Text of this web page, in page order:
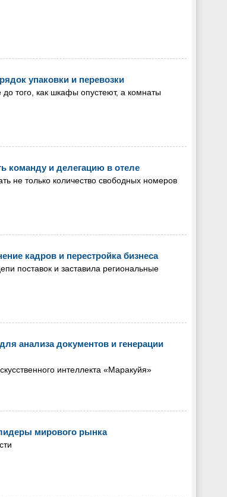
упаковки и перевозки
до того, как шкафы опустеют, а комнаты
команду и делегацию в отеле
не только количество свободных номеров
кадров и перестройка бизнеса
поставок и заставила региональные
анализа документов и генерации
интеллекта «Маракуйя»
мирового рынка